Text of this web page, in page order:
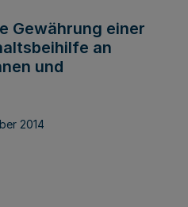
Gewährung einer
an
und
2014